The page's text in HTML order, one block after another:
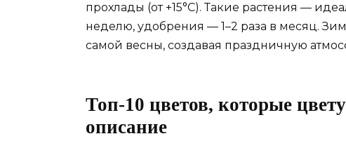
прохлады (от +15°C). Такие растения —
неделю, удобрения — 1–2 раза в месяц.
самой весны, создавая праздничную
Топ-10 цветов, которые
описание